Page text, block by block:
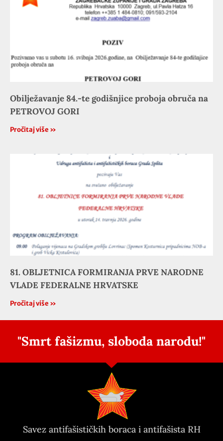
Obilježavanje 84.-te godišnjice proboja obruča na
PETROVOJ GORI
Pročitaj više »
81. OBLJETNICA FORMIRANJA PRVE NARODNE
VLADE FEDERALNE HRVATSKE
Pročitaj više »
"Smrt fašizmu, sloboda narodu!"
Savez antifašističkih boraca i antifašista RH